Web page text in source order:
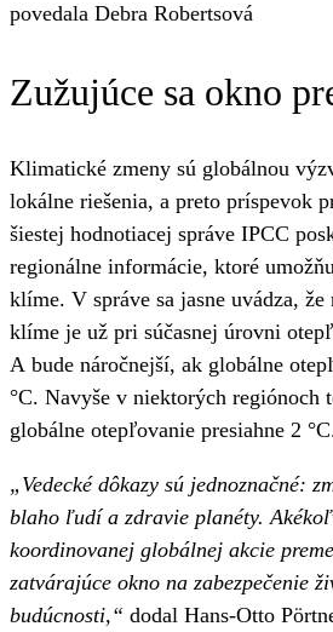
povedala Debra Robertsová
Zužujúce sa okno
Klimatické zmeny sú globálnou
lokálne riešenia, a preto príspevok
šiestej hodnotiacej správe IPCC
regionálne informácie, ktoré
klíme. V správe sa jasne uvádza,
klíme je už pri súčasnej úrovni
A bude náročnejší, ak globálne
°C. Navyše v niektorých regiónoch
globálne otepľovanie presiahne 2
„Vedecké dôkazy sú jednoznačné:
blaho ľudí a zdravie planéty.
koordinovanej globálnej akcie
zatvárajúce okno na zabezpečenie
budúcnosti,“ dodal Hans-Otto